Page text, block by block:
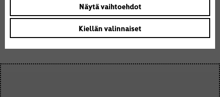
Facebook
Twitter
EmailShare
Näytä vaihtoehdot
Kiellän valinnaiset